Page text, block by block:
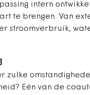
intern
te brengen. Van
stroomverbruik,
zulke
Eén van de